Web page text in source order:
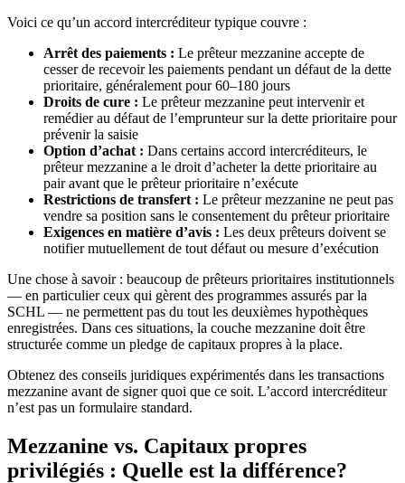
Voici ce qu’un accord intercréditeur typique couvre :
Arrêt des paiements : Le prêteur mezzanine accepte de
cesser de recevoir les paiements pendant un défaut de la dette
prioritaire, généralement pour 60–180 jours
Droits de cure : Le prêteur mezzanine peut intervenir et
remédier au défaut de l’emprunteur sur la dette prioritaire pour
prévenir la saisie
Option d’achat : Dans certains accord intercréditeurs, le
prêteur mezzanine a le droit d’acheter la dette prioritaire au
pair avant que le prêteur prioritaire n’exécute
Restrictions de transfert : Le prêteur mezzanine ne peut pas
vendre sa position sans le consentement du prêteur prioritaire
Exigences en matière d’avis : Les deux prêteurs doivent se
notifier mutuellement de tout défaut ou mesure d’exécution
Une chose à savoir : beaucoup de prêteurs prioritaires institutionnels
— en particulier ceux qui gèrent des programmes assurés par la
SCHL — ne permettent pas du tout les deuxièmes hypothèques
enregistrées. Dans ces situations, la couche mezzanine doit être
structurée comme un pledge de capitaux propres à la place.
Obtenez des conseils juridiques expérimentés dans les transactions
mezzanine avant de signer quoi que ce soit. L’accord intercréditeur
n’est pas un formulaire standard.
Mezzanine vs. Capitaux propres
privilégiés : Quelle est la différence?